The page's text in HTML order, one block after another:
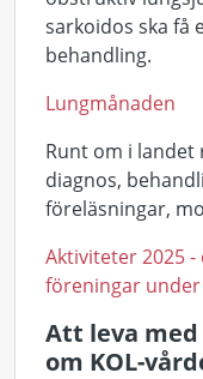
sarkoidos ska få
behandling.
Lungmånaden
Runt om i
diagnos,
föreläsningar,
Aktiviteter 2025
föreningar
Att leva med
om KOL-